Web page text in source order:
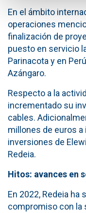
En el ámbito
operaciones
finalización de
puesto en servicio
Parinacota y en
Azángaro.
Respecto a la
incrementado su
cables.
millones de euros
inversiones de
Redeia.
Hitos: avances en
En 2022, Redeia
compromiso con la